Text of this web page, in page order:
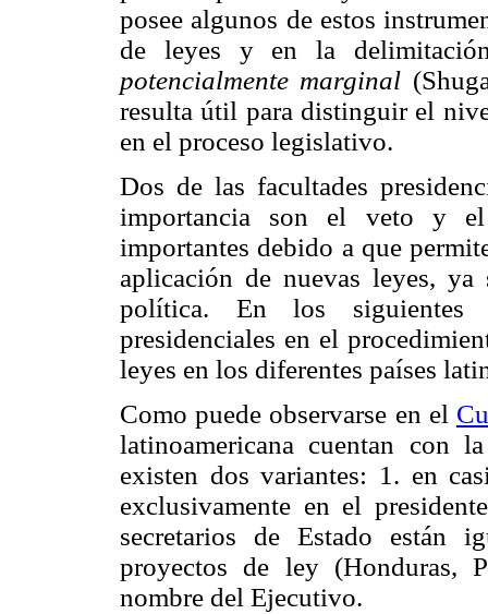
posee algunos de estos
de leyes y en la
potencialmente marginal
resulta útil para distinguir el
en el proceso legislativo.
Dos de las facultades
importancia son el veto y el
importantes debido a que
aplicación de nuevas leyes,
política. En los siguientes
presidenciales en el
leyes en los diferentes países
Como puede observarse en el
latinoamericana cuentan con
existen dos variantes: 1. en
exclusivamente en el
secretarios de Estado están
proyectos de ley (Honduras,
nombre del Ejecutivo.